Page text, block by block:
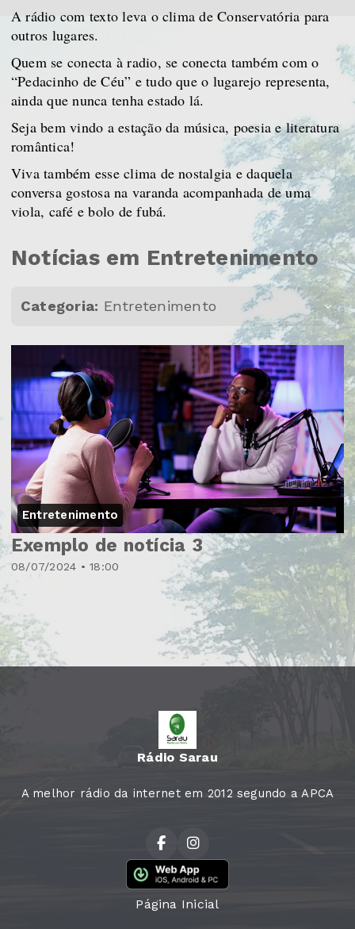
A rádio com texto leva o clima de Conservatória para
outros lugares.
Quem se conecta à radio, se conecta também com o
“Pedacinho de Céu” e tudo que o lugarejo representa,
ainda que nunca tenha estado lá.
Seja bem vindo a estação da música, poesia e literatura
romântica!
Viva também esse clima de nostalgia e daquela
conversa gostosa na varanda acompanhada de uma
viola, café e bolo de fubá.
Notícias em Entretenimento
Categoria: Entretenimento
Entretenimento
08/07/2024 • 18:00
Exemplo de notícia 3
Rádio Sarau
A melhor rádio da internet em 2012 segundo a APCA
Página Inicial